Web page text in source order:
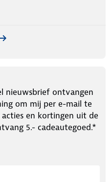
nieuwsbrief ontvangen
om mij per e-mail te
en kortingen uit de
5.- cadeautegoed.*